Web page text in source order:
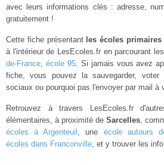
avec leurs informations clés : adresse,
gratuitement !
Cette fiche présentant les écoles
à l'intérieur de LesEcoles.fr en parcourant
de-France, école 95. Si jamais vous avez
fiche, vous pouvez la sauvegarder,
sociaux ou pourquoi pas l'envoyer par mail à
Retrouvez à travers LesEcoles.fr
élémentaires, à proximité de Sarcelles,
écoles à Argenteuil , une école autours
écoles dans Franconville, et y trouver les